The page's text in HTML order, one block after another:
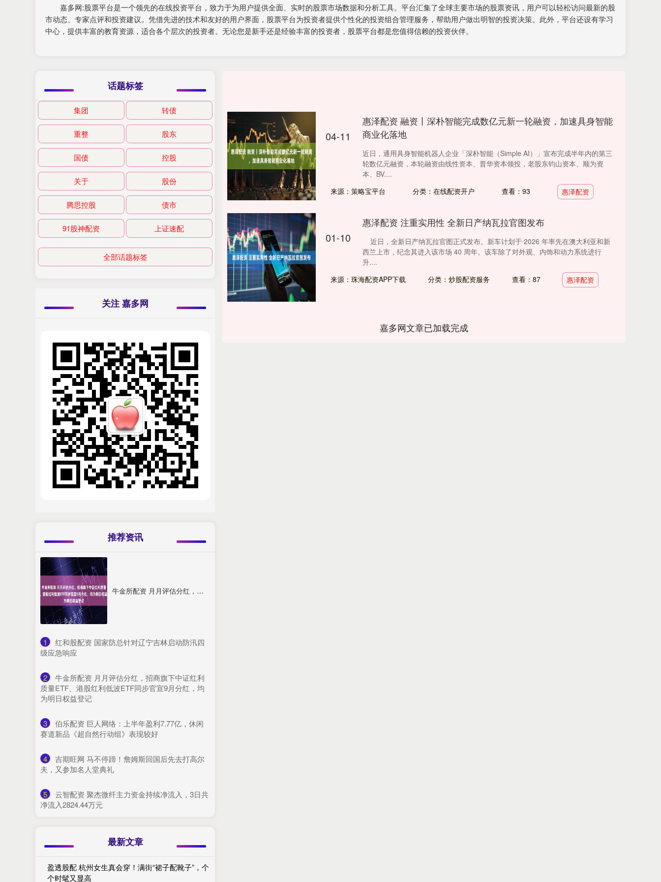
嘉多网:股票平台是一个领先的在线投资平台，致力于为用户提供全面、实时的股票市场数据和分析工具。平台汇集了全球主要市场的股票资讯，用户可以轻松访问最新的股
市动态、专家点评和投资建议。凭借先进的技术和友好的用户界面，股票平台为投资者提供个性化的投资组合管理服务，帮助用户做出明智的投资决策。此外，平台还设有学习
中心，提供丰富的教育资源，适合各个层次的投资者。无论您是新手还是经验丰富的投资者，股票平台都是您值得信赖的投资伙伴。
04-11
惠泽配资 融资丨深朴智能完成数亿元新一轮融资，加速具身智能
商业化落地
近日，通用具身智能机器人企业「深朴智能（Simple AI）」宣布完成半年内的第三
轮数亿元融资，本轮融资由线性资本、普华资本领投，老股东钧山资本、顺为资
本、BV....
来源：策略宝平台
分类：在线配资开户 查看：93 惠泽配资
01-10
惠泽配资 注重实用性 全新日产纳瓦拉官图发布
近日，全新日产纳瓦拉官图正式发布。新车计划于 2026 年率先在澳大利亚和新
西兰上市，纪念其进入该市场 40 周年。该车除了对外观、内饰和动力系统进行
升....
来源：珠海配资APP下载
分类：炒股配资服务 查看：87 惠泽配资
嘉多网文章已加载完成
话题标签
集团 转债
重整 股东
国债 控股
关于 股份
腾思控股 债市
91股神配资 上证速配
全部话题标签
关注 嘉多网
推荐资讯
牛金所配资 月月评估分红，招商旗下中证红利质量ETF、港股红利低波ETF同步官宣9月分红，均为明日权益登记
1
​红和股配资 国家防总针对辽宁吉林启动防汛四
级应急响应
2
​牛金所配资 月月评估分红，招商旗下中证红利
质量ETF、港股红利低波ETF同步官宣9月分红，均
为明日权益登记
3
​伯乐配资 巨人网络：上半年盈利7.77亿，休闲
赛道新品《超自然行动组》表现较好
4
​吉期旺网 马不停蹄！詹姆斯回国后先去打高尔
夫，又参加名人堂典礼
5
​云智配资 聚杰微纤主力资金持续净流入，3日共
净流入2824.44万元
最新文章
盈透股配 杭州女生真会穿！满街“裙子配靴子”，个
个时髦又显高